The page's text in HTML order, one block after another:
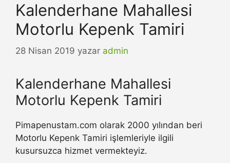
Kalenderhane Mahallesi
Motorlu Kepenk Tamiri
28 Nisan 2019 yazar admin
Kalenderhane Mahallesi
Motorlu Kepenk Tamiri
Pimapenustam.com olarak 2000 yılından beri
Motorlu Kepenk Tamiri işlemleriyle ilgili
kusursuzca hizmet vermekteyiz.